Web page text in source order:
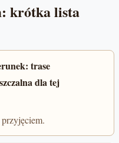
krótka lista
trase
dla tej